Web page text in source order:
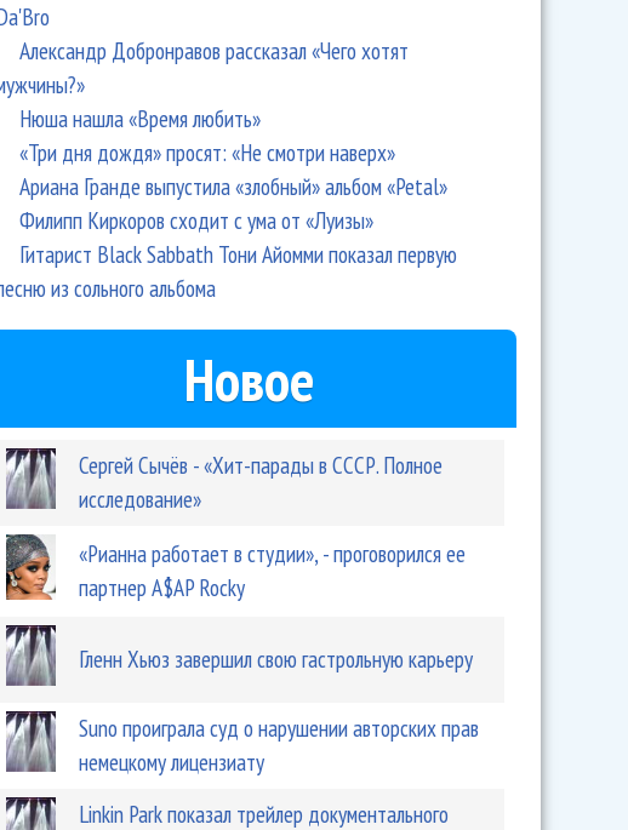
Александр Добронравов рассказал «Чего хотят
Нюша нашла «Время любить»
«Три дня дождя» просят: «Не смотри наверх»
Ариана Гранде выпустила «злобный» альбом «Petal»
Филипп Киркоров сходит с ума от «Луизы»
Гитарист Black Sabbath Тони Айомми показал первую
из сольного альбома
Новое
Сергей Сычёв - «Хит-парады в СССР. Полное
исследование»
«Рианна работает в студии», - проговорился ее
партнер A$AP Rocky
Гленн Хьюз завершил свою гастрольную карьеру
Suno проиграла суд о нарушении авторских прав
немецкому лицензиату
Linkin Park показал трейлер документального